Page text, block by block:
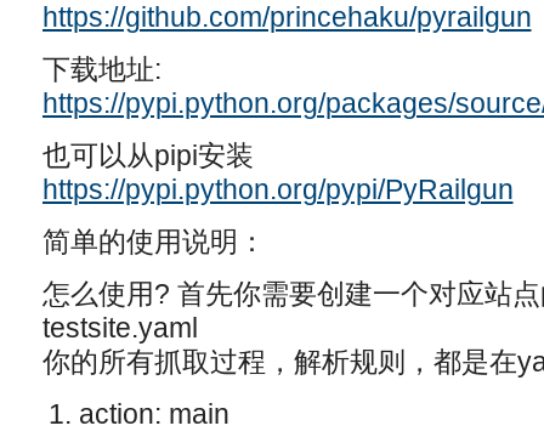
https://github.com/princehaku/pyrailgun
下载地址:
https://pypi.python.org/packages/
也可以从pipi安装
https://pypi.python.org/pypi/PyRailgun
简单的使用说明：
怎么使用? 首先你需要创建一个对应站
testsite.yaml
你的所有抓取过程，解析规则，都是在
action: main